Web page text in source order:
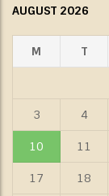
AUGUST 2026
M T
3 4
10 11
17 18